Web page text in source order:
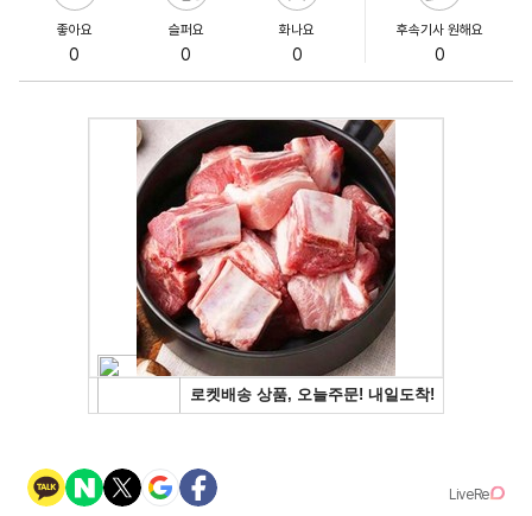
좋아요
0
슬퍼요
0
화나요
0
후속기사 원해요
0